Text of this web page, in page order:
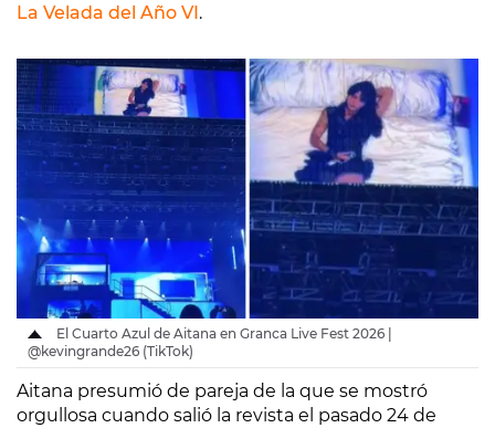
La Velada del Año VI.
El Cuarto Azul de Aitana en Granca Live Fest 2026 |
@kevingrande26 (TikTok)
Aitana presumió de pareja de la que se mostró
orgullosa cuando salió la revista el pasado 24 de